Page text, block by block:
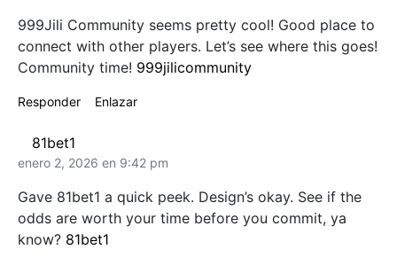
999Jili Community seems pretty cool! Good place to
connect with other players. Let’s see where this goes!
Community time! 999jilicommunity
Responder Enlazar
81bet1
enero 2, 2026 en 9:42 pm
Gave 81bet1 a quick peek. Design’s okay. See if the
odds are worth your time before you commit, ya
know? 81bet1